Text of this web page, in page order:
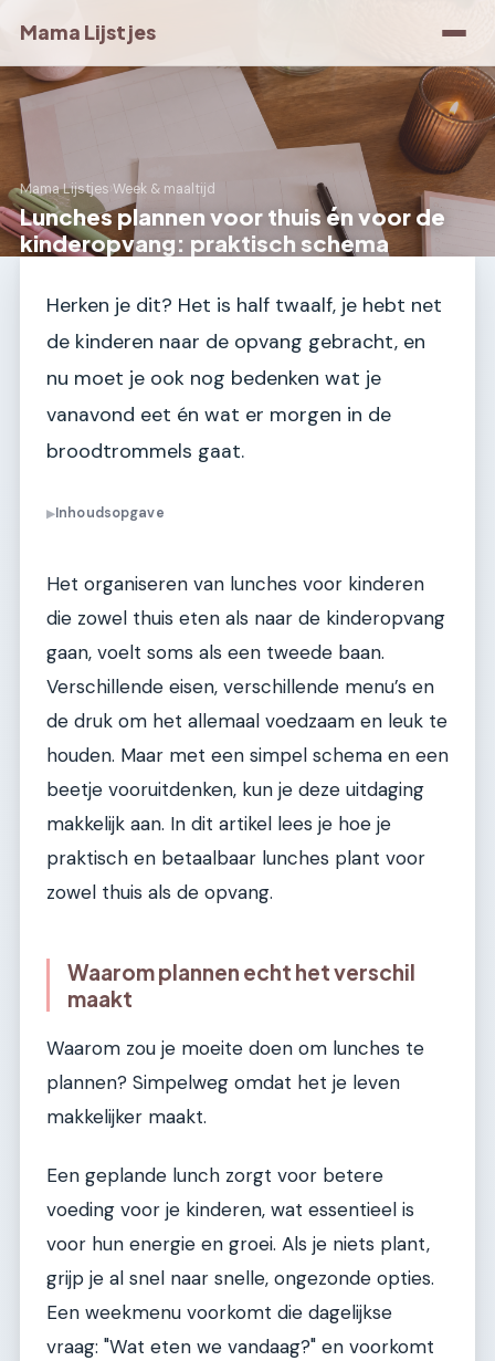
Mama Lijstjes
Mama Lijstjes Week & maaltijd
Lunches plannen voor thuis én voor de
kinderopvang: praktisch schema
Herken je dit? Het is half twaalf, je hebt net
de kinderen naar de opvang gebracht, en
nu moet je ook nog bedenken wat je
vanavond eet én wat er morgen in de
broodtrommels gaat.
▶Inhoudsopgave
Het organiseren van lunches voor kinderen
die zowel thuis eten als naar de kinderopvang
gaan, voelt soms als een tweede baan.
Verschillende eisen, verschillende menu’s en
de druk om het allemaal voedzaam en leuk te
houden. Maar met een simpel schema en een
beetje vooruitdenken, kun je deze uitdaging
makkelijk aan. In dit artikel lees je hoe je
praktisch en betaalbaar lunches plant voor
zowel thuis als de opvang.
Waarom plannen echt het verschil
maakt
Waarom zou je moeite doen om lunches te
plannen? Simpelweg omdat het je leven
makkelijker maakt.
Een geplande lunch zorgt voor betere
voeding voor je kinderen, wat essentieel is
voor hun energie en groei. Als je niets plant,
grijp je al snel naar snelle, ongezonde opties.
Een weekmenu voorkomt die dagelijkse
vraag: "Wat eten we vandaag?" en voorkomt